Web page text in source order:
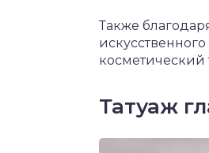
Также
косметический
Татуаж